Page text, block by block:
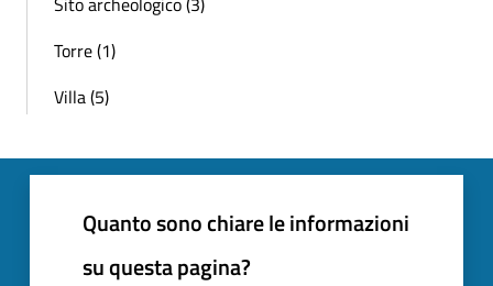
Torre (1)
Villa (5)
Quanto sono chiare le informazioni
su questa pagina?